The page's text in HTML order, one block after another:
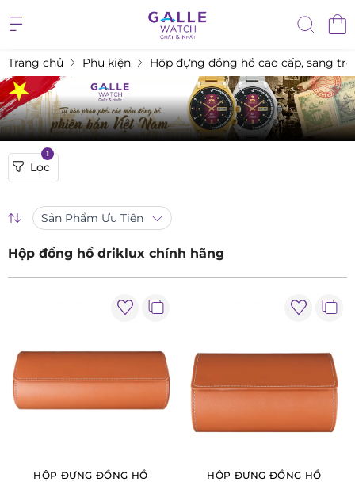
Trang chủ Phụ kiện Hộp đựng đồng hồ cao cấp, sang
Lọc
1
Hộp đồng hồ driklux chính hãng
Sản Phẩm Ưu Tiên
HỘP ĐỰNG ĐỒNG HỒ
HỘP ĐỰNG ĐỒNG HỒ